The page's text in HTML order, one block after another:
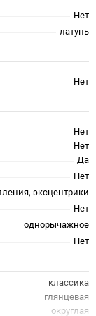
Нет
латунь
Нет
Нет
Нет
Да
Нет
эксцентрики
Нет
однорычажное
Нет
классика
глянцевая
округлая